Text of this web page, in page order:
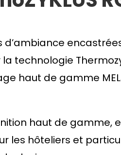
d’ambiance
technologie
haut de gamme
haut de gamme,
les hôteliers et